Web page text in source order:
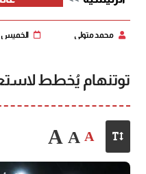
محمد متولي الخميس 16-10-
توتنهام يُخطط
A
A
A